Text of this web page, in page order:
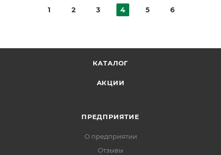
1 2 3 4 5 6
КАТАЛОГ
АКЦИИ
ПРЕДПРИЯТИЕ
О предприятии
Отзывы